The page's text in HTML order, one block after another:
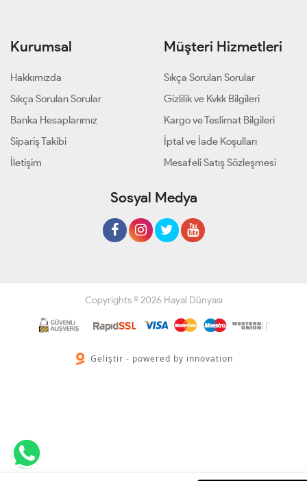
Kurumsal
Hakkımızda
Sıkça Sorulan Sorular
Banka Hesaplarımız
Sipariş Takibi
İletişim
Müşteri Hizmetleri
Sıkça Sorulan Sorular
Gizlilik ve Kvkk Bilgileri
Kargo ve Teslimat Bilgileri
İptal ve İade Koşulları
Mesafeli Satış Sözleşmesi
Sosyal Medya
Copyrights © 2026 Hayal Dünyası
Geliştir - powered by innovation